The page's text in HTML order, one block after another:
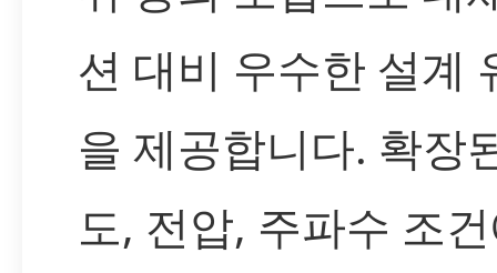
션 대비 우수한 설계
을 제공합니다. 확장
도, 전압, 주파수 조